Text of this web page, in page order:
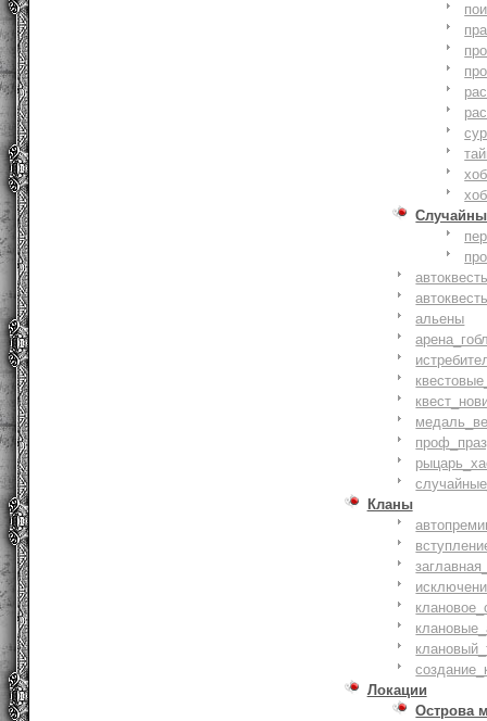
альены
Кланы
Локации
Острова